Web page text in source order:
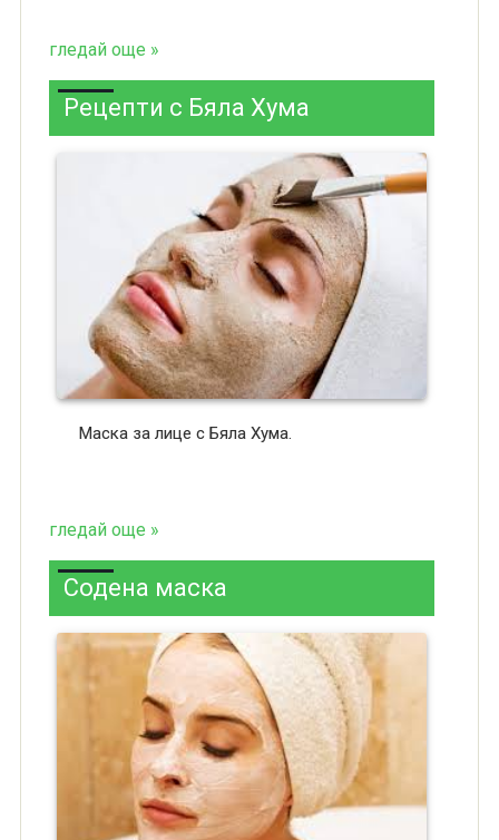
гледай още »
Рецепти с Бяла Хума
Маска за лице с Бяла Хума.
гледай още »
Содена маска